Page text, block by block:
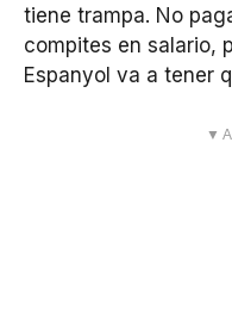
tiene trampa. No
compites en salario,
Espanyol va a tener
▼